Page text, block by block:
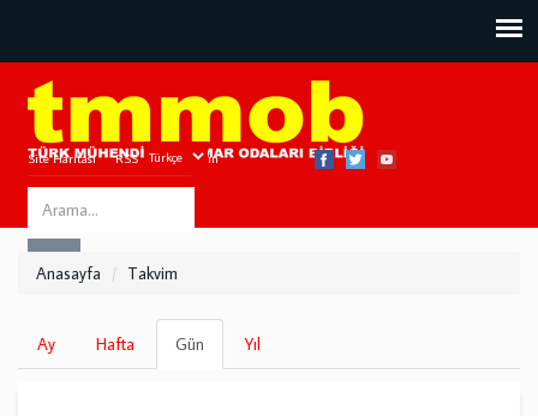
Site Haritası RSS Bize Ulaşın
Search
this
Anasayfa Takvim
Birincil
sekmeler
Ay Hafta Gün
sekme)
Yıl